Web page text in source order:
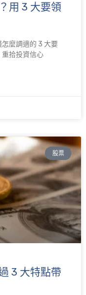
用 3 大要領
麼調適的 3 大要
拾投資信心
股票
3 大特點帶